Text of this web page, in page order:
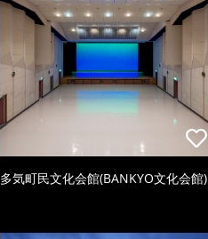
多気町民文化会館(BANKYO文化会館)